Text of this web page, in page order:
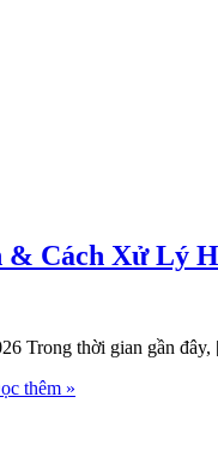
& Cách Xử Lý
Trong thời gian gần
thêm »